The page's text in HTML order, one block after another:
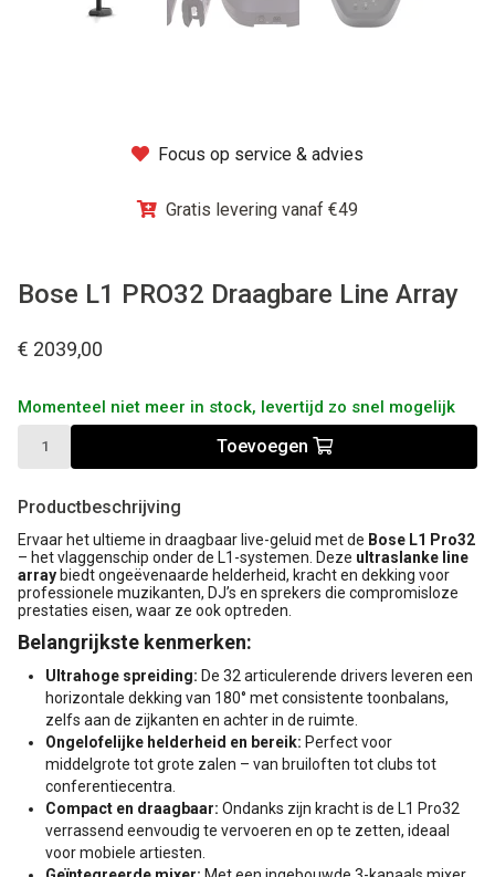
Contact
Focus op service & advies
Gratis levering vanaf €49
Bose L1 PRO32 Draagbare Line Array
€ 2039,00
Momenteel niet meer in stock, levertijd zo snel mogelijk
Toevoegen
Productbeschrijving
Ervaar het ultieme in draagbaar live-geluid met de Bose L1 Pro32
– het vlaggenschip onder de L1-systemen. Deze ultraslanke line
array biedt ongeëvenaarde helderheid, kracht en dekking voor
professionele muzikanten, DJ’s en sprekers die compromisloze
prestaties eisen, waar ze ook optreden.
Belangrijkste kenmerken:
Ultrahoge spreiding: De 32 articulerende drivers leveren een
horizontale dekking van 180° met consistente toonbalans,
zelfs aan de zijkanten en achter in de ruimte.
Ongelofelijke helderheid en bereik: Perfect voor
middelgrote tot grote zalen – van bruiloften tot clubs tot
conferentiecentra.
Compact en draagbaar: Ondanks zijn kracht is de L1 Pro32
verrassend eenvoudig te vervoeren en op te zetten, ideaal
voor mobiele artiesten.